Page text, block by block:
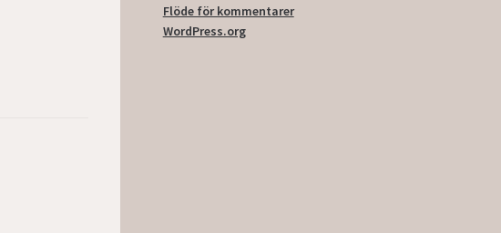
Flöde för kommentarer
WordPress.org